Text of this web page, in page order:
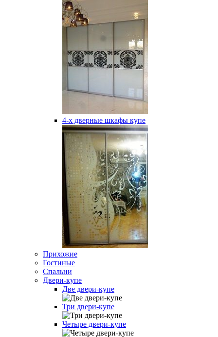
4-х дверные шкафы купе
Прихожие
Гостиные
Спальни
Двери-купе
Две двери-купе
Три двери-купе
Четыре двери-купе